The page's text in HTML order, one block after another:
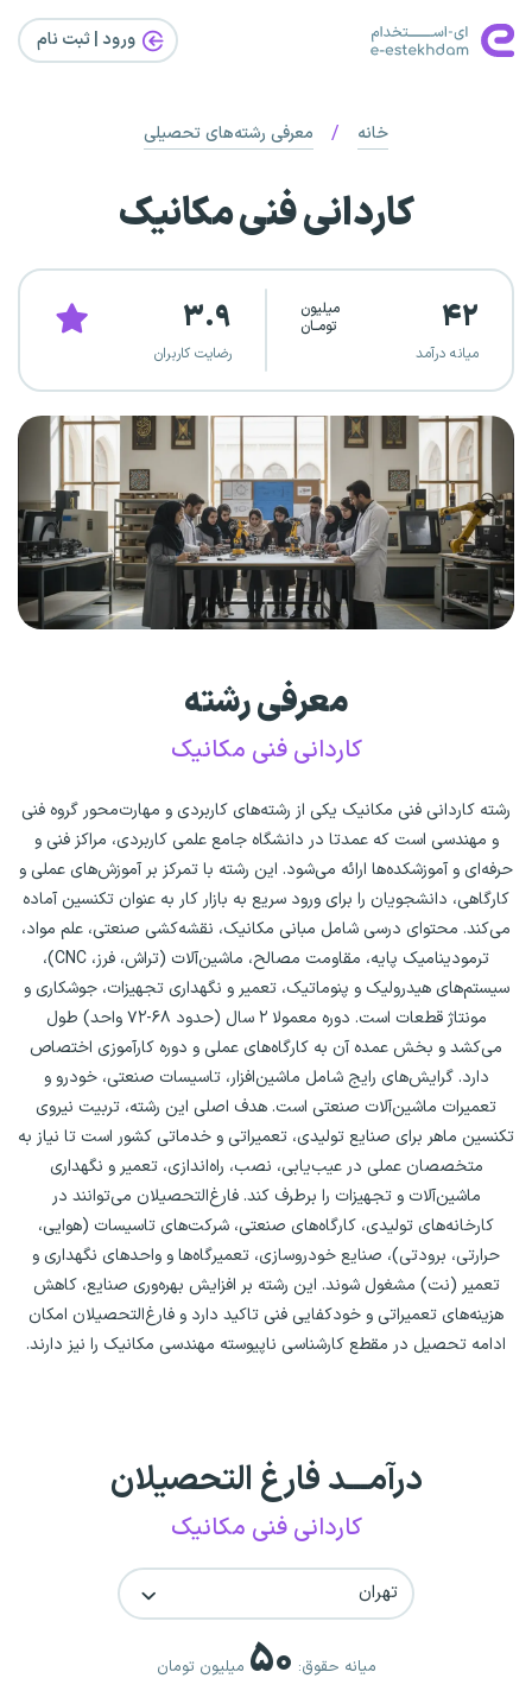
ورود | ثبت‌ نام
خانه / معرفی رشته‌های تحصیلی
کاردانی فنی مکانیک
۴۲
میلیون
تومــان
میانه درآمد
۳.۹
رضایت کاربران
معرفی رشته
کاردانی فنی مکانیک
رشته کاردانی فنی مکانیک یکی از رشته‌های کاربردی و مهارت‌محور گروه فنی
و مهندسی است که عمدتا در دانشگاه جامع علمی کاربردی، مراکز فنی و
حرفه‌ای و آموزشکده‌ها ارائه می‌شود. این رشته با تمرکز بر آموزش‌های عملی و
کارگاهی، دانشجویان را برای ورود سریع به بازار کار به عنوان تکنسین آماده
می‌کند. محتوای درسی شامل مبانی مکانیک، نقشه‌کشی صنعتی، علم مواد،
ترمودینامیک پایه، مقاومت مصالح، ماشین‌آلات (تراش، فرز، CNC)،
سیستم‌های هیدرولیک و پنوماتیک، تعمیر و نگهداری تجهیزات، جوشکاری و
مونتاژ قطعات است. دوره معمولا ۲ سال (حدود ۶۸-۷۲ واحد) طول
می‌کشد و بخش عمده آن به کارگاه‌های عملی و دوره کارآموزی اختصاص
دارد. گرایش‌های رایج شامل ماشین‌افزار، تاسیسات صنعتی، خودرو و
تعمیرات ماشین‌آلات صنعتی است. هدف اصلی این رشته، تربیت نیروی
تکنسین ماهر برای صنایع تولیدی، تعمیراتی و خدماتی کشور است تا نیاز به
متخصصان عملی در عیب‌یابی، نصب، راه‌اندازی، تعمیر و نگهداری
ماشین‌آلات و تجهیزات را برطرف کند. فارغ‌التحصیلان می‌توانند در
کارخانه‌های تولیدی، کارگاه‌های صنعتی، شرکت‌های تاسیسات (هوایی،
حرارتی، برودتی)، صنایع خودروسازی، تعمیرگاه‌ها و واحدهای نگهداری و
تعمیر (نت) مشغول شوند. این رشته بر افزایش بهره‌وری صنایع، کاهش
هزینه‌های تعمیراتی و خودکفایی فنی تاکید دارد و فارغ‌التحصیلان امکان
ادامه تحصیل در مقطع کارشناسی ناپیوسته مهندسی مکانیک را نیز دارند.
درآمـــد فارغ التحصیلان
کاردانی فنی مکانیک
تهران
میانه حقوق: ۵۰ میلیون تومان